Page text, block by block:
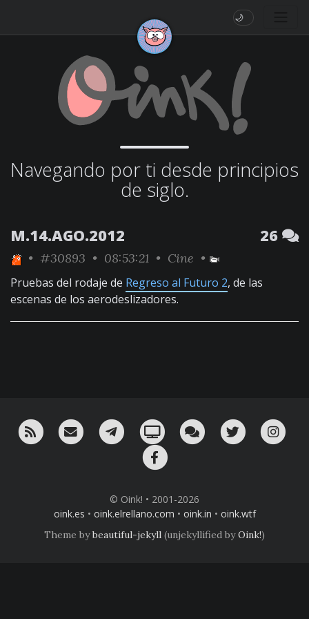
🌙
Navegando por ti desde principios
de siglo.
M.14.AGO.2012 26
• #30893 • 08:53:21 • Cine •
Pruebas del rodaje de Regreso al Futuro 2, de las
escenas de los aerodeslizadores.
RSS ¡Mándame un email!¡Nuestro canal en Telegram!
Oink! TV Charla con nosotros
Twitter
© Oink! • 2001-2026
oink.es • oink.elrellano.com • oink.in • oink.wtf
Theme bybeautiful-jekyll (unjekyllified byOink!)